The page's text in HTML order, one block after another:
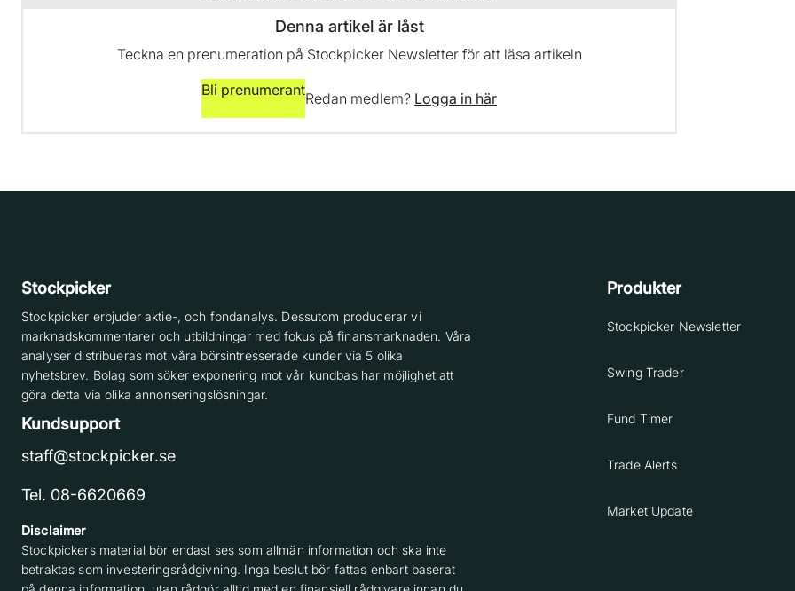
Denna artikel är låst
Teckna en prenumeration på Stockpicker Newsletter för att läsa artikeln
Bli prenumerantRedan medlem? Logga in här
Stockpicker
Stockpicker erbjuder aktie-, och fondanalys. Dessutom producerar vi
marknadskommentarer och utbildningar med fokus på finansmarknaden. Våra
analyser distribueras mot våra börsintresserade kunder via 5 olika
nyhetsbrev. Bolag som söker exponering mot vår kundbas har möjlighet att
göra detta via olika annonseringslösningar.
Kundsupport
staff@stockpicker.se
Tel. 08-6620669
Disclaimer
Stockpickers material bör endast ses som allmän information och ska inte
betraktas som investeringsrådgivning. Inga beslut bör fattas enbart baserat
Produkter
Stockpicker Newsletter
Swing Trader
Fund Timer
Trade Alerts
Market Update